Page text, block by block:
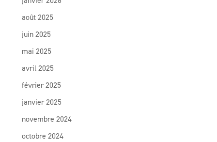
août 2025
juin 2025
mai 2025
avril 2025
février 2025
janvier 2025
novembre 2024
octobre 2024